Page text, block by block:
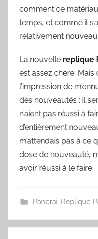
comment ce
temps, et comme il
relativement
La nouvelle replique
est assez chère. Mais
l’impression de
des nouveautés ; il
n’aient pas réussi à
d’entièrement
m’attendais pas à ce
dose de nouveauté,
avoir réussi à le faire.
Panerai, Replique